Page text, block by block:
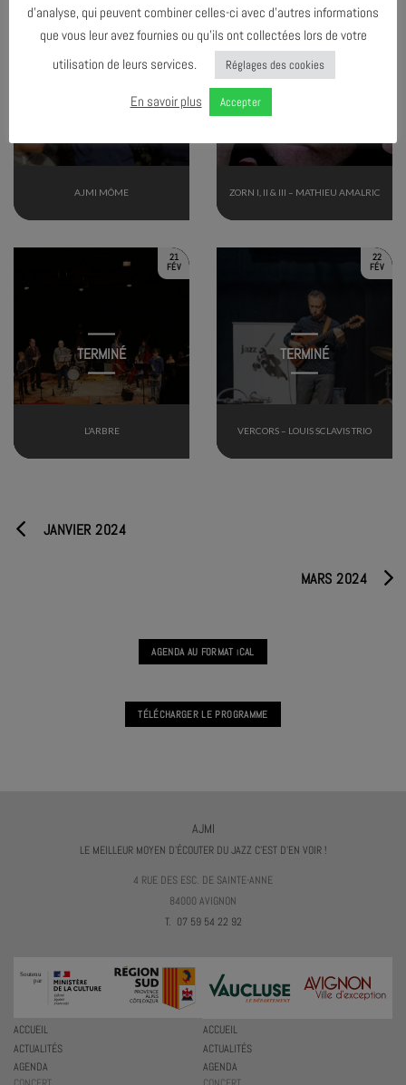
17
AJMI MÔME
20
ZORN I, II & III – MATHIEU AMALRIC
21
FÉV
L’ARBRE
TERMINÉ
22
FÉV
VERCORS – LOUIS SCLAVIS TRIO
TERMINÉ
JANVIER 2024
MARS 2024
AGENDA AU FORMATICAL
TÉLÉCHARGER LE PROGRAMME
AJMI
LE MEILLEUR MOYEN D'ÉCOUTER DU JAZZ C'EST D'EN VOIR !
4 RUE DES ESC. DE SAINTE-ANNE
84000 AVIGNON
T. 07 59 54 22 92
ACCUEIL
ACTUALITÉS
AGENDA
ACCUEIL
ACTUALITÉS
AGENDA
d’analyse, qui peuvent combiner celles-ci avec d’autres informations
que vous leur avez fournies ou qu’ils ont collectées lors de votre
utilisation de leurs services.
Réglages des cookies
En savoir plus Accepter